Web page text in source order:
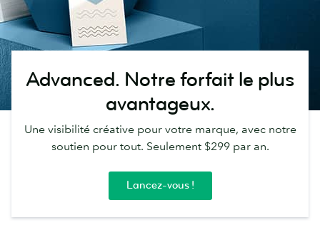
Advanced. Notre forfait le plus
avantageux.
Une visibilité créative pour votre marque, avec notre
soutien pour tout. Seulement $299 par an.
Lancez-vous !